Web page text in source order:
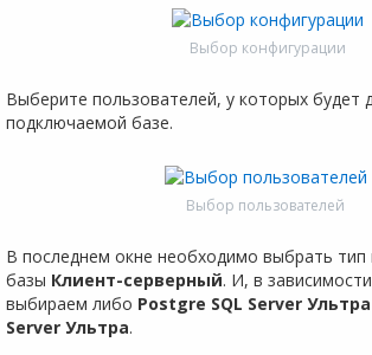
Выбор конфигурации
Выберите пользователей, у которых будет
подключаемой базе.
Выбор пользователей
В последнем окне необходимо выбрать
базы Клиент-серверный. И, в
выбираем либо Postgre SQL Server Ультра
Server Ультра.